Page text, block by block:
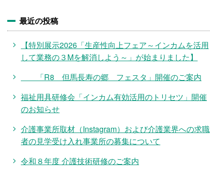
最近の投稿
【特別展示2026「生産性向上フェア～インカムを活用
して業務の３Mを解消しよう～」が始まりました】
「R8 但馬長寿の郷 フェスタ」開催のご案内
福祉用具研修会「インカム有効活用のトリセツ」開催
のお知らせ
介護事業所取材（Instagram）および介護業界への求職
者の見学受け入れ事業所の募集について
令和８年度 介護技術研修のご案内